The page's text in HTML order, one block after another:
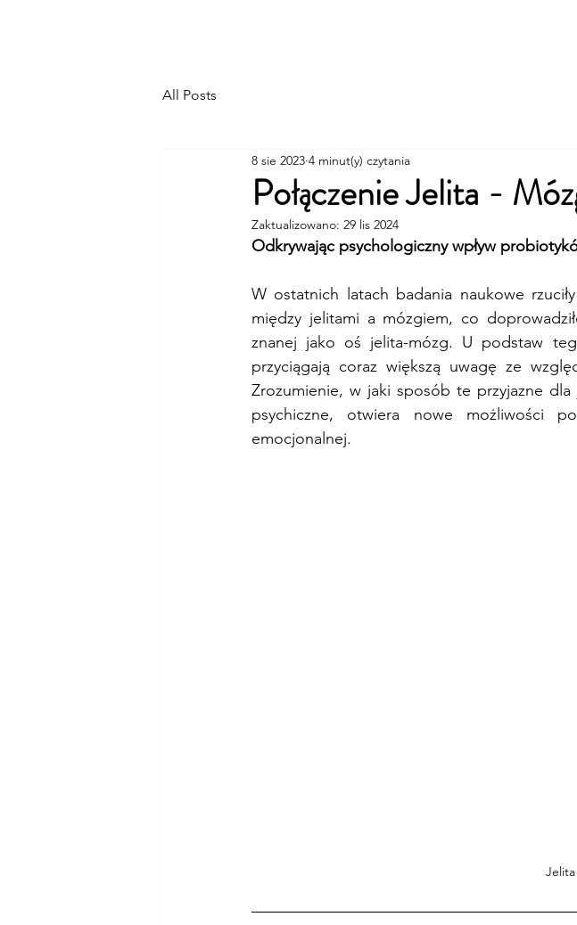
All Posts
Połączenie Jelita -
8 sie 2023 4 minut(y) czytania
Zaktualizowano: 29 lis 2024
Odkrywając psychologiczny wpływ
W ostatnich latach badania naukowe
między jelitami a mózgiem, co
znanej jako oś jelita-mózg. U podstaw
przyciągają coraz większą uwagę ze
Zrozumienie, w jaki sposób te przyjazne dla
psychiczne, otwiera nowe możliwości
emocjonalnej.